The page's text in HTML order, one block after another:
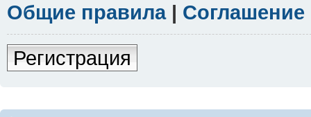
Общие правила|
Регистрация